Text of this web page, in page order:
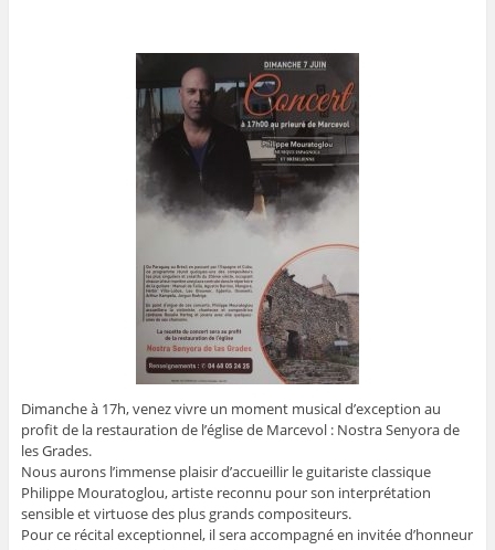
Dimanche à 17h, venez vivre un moment musical d’exception au
profit de la restauration de l’église de Marcevol : Nostra Senyora de
les Grades.
Nous aurons l’immense plaisir d’accueillir le guitariste classique
Philippe Mouratoglou, artiste reconnu pour son interprétation
sensible et virtuose des plus grands compositeurs.
Pour ce récital exceptionnel, il sera accompagné en invitée d’honneur